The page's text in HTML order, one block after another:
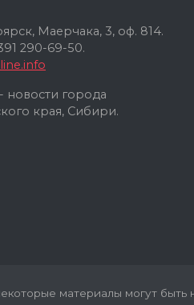
Маерчака, 3, оф. 814.
290-69-50.
- новости города
края, Сибири.
материалы могут быть